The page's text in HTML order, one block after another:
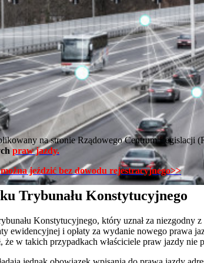
na stronie Rządowego Centrum Legislacji
praw jazdy.
jeździć bez dowodu rejestracyjnego>>
Trybunału Konstytucyjnego
Konstytucyjnego, który uznał za niezgodny
ewidencyjnej i opłaty za wydanie nowego prawa
że w takich przypadkach właściciele praw jazdy